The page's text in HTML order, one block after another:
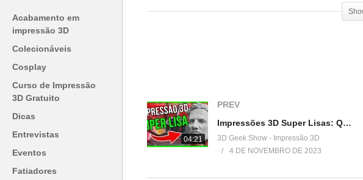
Acabamento em
impressão 3D
Colecionáveis
Cosplay
Curso de Impressão
3D Gratuito
Dicas
Entrevistas
Eventos
Fatiadores
Cursos indicados pelo 3DGeekShow
▶http://bit.ly/Cursos3DGS
04:21
PREV
Impressões 3D Super Lisas: Qual o segredo?
3D Geek Show - Impressão 3D
4 DE NOVEMBRO DE 2023